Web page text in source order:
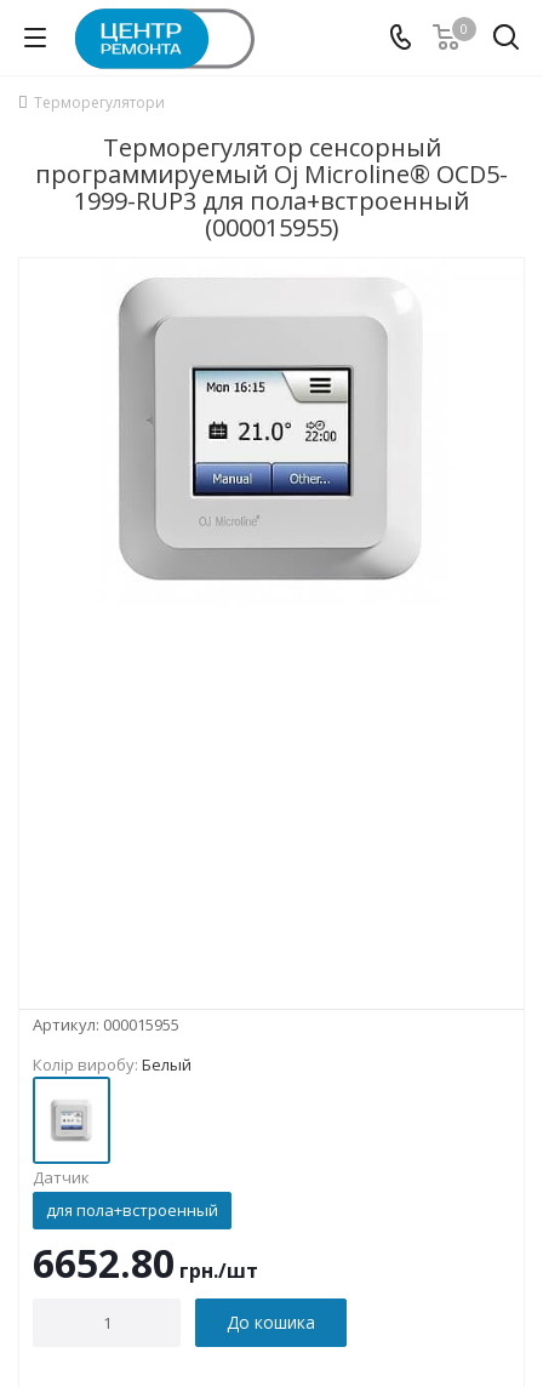
0
Терморегулятори
Терморегулятор сенсорный
программируемый Oj Microline® OCD5-
1999-RUP3 для пола+встроенный
(000015955)
Артикул: 000015955
Колір виробу: Белый
Датчик
для пола+встроенный
6652.80 грн./шт
До кошика